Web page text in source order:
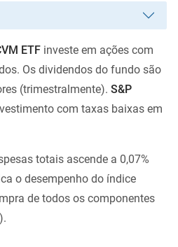
ETF investe em ações com
Os dividendos do fundo são
(trimestralmente). S&P
com taxas baixas em
totais ascende a 0,07%
o desempenho do índice
de todos os componentes